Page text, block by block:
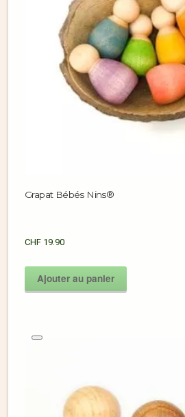
Grapat Bébés Nins®
CHF 19.90
Ajouter au panier